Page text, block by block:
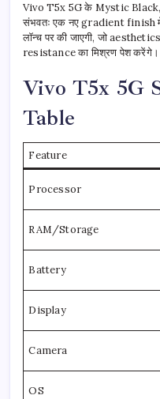
Vivo T5x 5G के Mystic
संभवतः एक नए gradient finish में
लॉन्च पर की जाएगी, जो
resistance का मिश्रण पेश करेंगे।
Vivo T5x 5G
Table
Feature
Processor
RAM/Storage
Battery
Display
Camera
OS